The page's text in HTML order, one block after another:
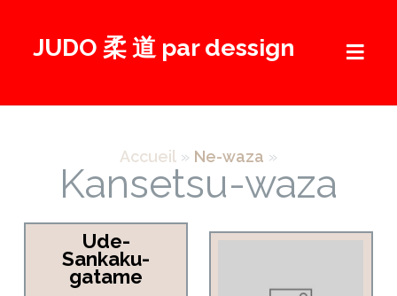
contenuJUDO 柔 道 par dessign
Accueil » Ne-waza »
Kansetsu-waza
Ude-
Sankaku-
gatame